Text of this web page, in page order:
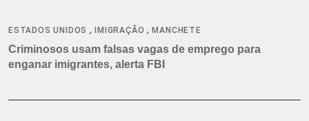
ESTADOS UNIDOS ,IMIGRAÇÃO ,MANCHETE
Criminosos usam falsas vagas de emprego para
enganar imigrantes, alerta FBI